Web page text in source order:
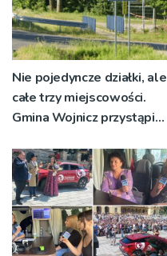
Nie pojedyncze działki, ale
całe trzy miejscowości.
Gmina Wojnicz przystąpi
planistycznych